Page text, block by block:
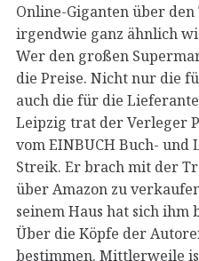
Online-Giganten über
irgendwie ganz ähnlich
Wer den großen
die Preise. Nicht nur die
auch die für die
Leipzig trat der Verleger
vom EINBUCH Buch-
Streik. Er brach mit der
über Amazon zu
seinem Haus hat sich ihm
Über die Köpfe der
bestimmen. Mittlerweile